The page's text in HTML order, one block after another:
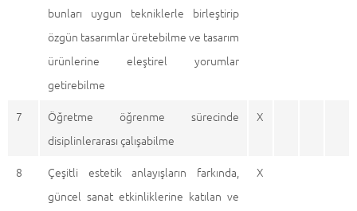
bunları uygun tekniklerle birleştirip
özgün tasarımlar üretebilme ve tasarım
ürünlerine eleştirel yorumlar
getirebilme
7
Öğretme öğrenme sürecinde
disiplinlerarası çalışabilme
X
8
Çeşitli estetik anlayışların farkında,
güncel sanat etkinliklerine katılan ve
X